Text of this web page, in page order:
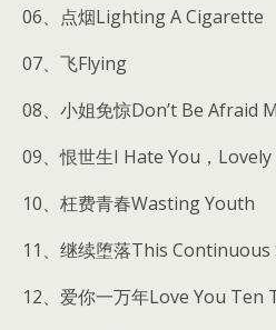
06、点烟Lighting A Cigarette
07、飞Flying
08、小姐免惊Don’t Be Afraid
09、恨世生I Hate You，Lovely
10、枉费青春Wasting Youth
11、继续堕落This
12、爱你一万年Love You Ten